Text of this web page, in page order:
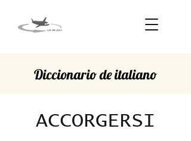
Diccionario de italiano
ACCORGERSI